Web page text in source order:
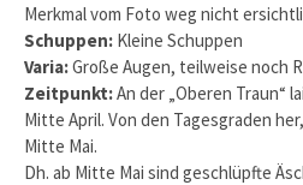
Merkmal vom Foto weg nicht
Schuppen: Kleine Schuppen
Varia:Große Augen, teilweise noch
Zeitpunkt:An der „Oberen Traun“
Mitte April. Von den Tagesgraden
Mitte Mai.
Dh. ab Mitte Mai sind geschlüpfte